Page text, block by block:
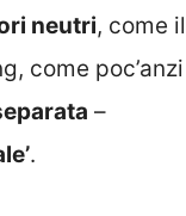
neutri, come il
come poc’anzi
–
.